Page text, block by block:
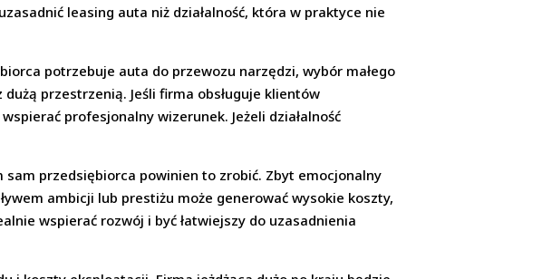
leasing auta niż działalność, która w praktyce nie
potrzebuje auta do przewozu narzędzi, wybór małego
przestrzenią. Jeśli firma obsługuje klientów
profesjonalny wizerunek. Jeżeli działalność
przedsiębiorca powinien to zrobić. Zbyt emocjonalny
ambicji lub prestiżu może generować wysokie koszty,
wspierać rozwój i być łatwiejszy do uzasadnienia